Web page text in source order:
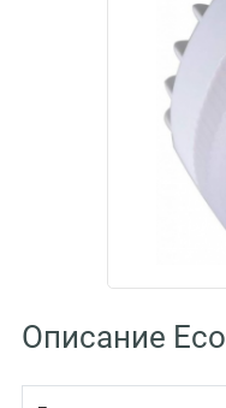
Описание